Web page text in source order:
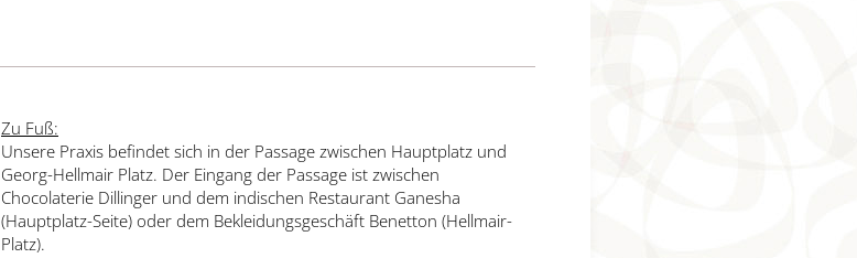
Zu Fuß:
Unsere Praxis befindet sich in der Passage zwischen Hauptplatz und
Georg-Hellmair Platz. Der Eingang der Passage ist zwischen
Chocolaterie Dillinger und dem indischen Restaurant Ganesha
(Hauptplatz-Seite) oder dem Bekleidungsgeschäft Benetton (Hellmair-
Platz).